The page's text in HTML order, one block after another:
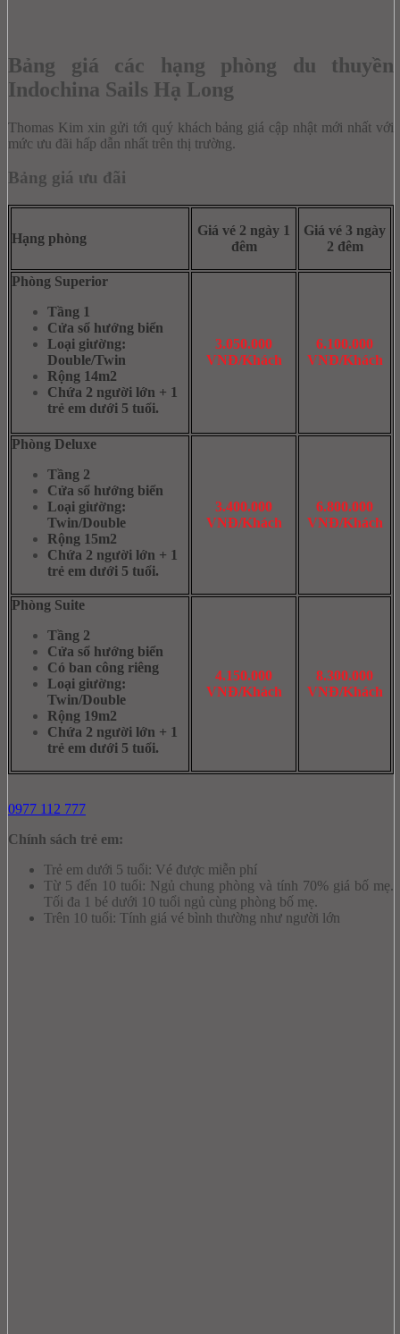
Bảng giá các hạng phòng du thuyền
Indochina Sails Hạ Long
Thomas Kim xin gửi tới quý khách bảng giá cập nhật mới nhất với
mức ưu đãi hấp dẫn nhất trên thị trường.
Bảng giá ưu đãi
Hạng phòng
Giá vé 2 ngày 1
đêm
Giá vé 3 ngày
2 đêm
Phòng Superior
Tầng 1
Cửa sổ hướng biển
Loại giường:
Double/Twin
Rộng 14m2
Chứa 2 người lớn + 1
trẻ em dưới 5 tuổi.
3.050.000
VNĐ/Khách
6.100.000
VNĐ/Khách
Phòng Deluxe
Tầng 2
Cửa sổ hướng biển
Loại giường:
Twin/Double
Rộng 15m2
Chứa 2 người lớn + 1
trẻ em dưới 5 tuổi.
3.400.000
VNĐ/Khách
6.800.000
VNĐ/Khách
Phòng Suite
Tầng 2
Cửa sổ hướng biển
Có ban công riêng
Loại giường:
Twin/Double
Rộng 19m2
Chứa 2 người lớn + 1
trẻ em dưới 5 tuổi.
4.150.000
VNĐ/Khách
8.300.000
VNĐ/Khách
0977 112 777
Chính sách trẻ em:
Trẻ em dưới 5 tuổi: Vé được miễn phí
Từ 5 đến 10 tuổi: Ngủ chung phòng và tính 70% giá bố mẹ.
Tối đa 1 bé dưới 10 tuổi ngủ cùng phòng bố mẹ.
Trên 10 tuổi: Tính giá vé bình thường như người lớn